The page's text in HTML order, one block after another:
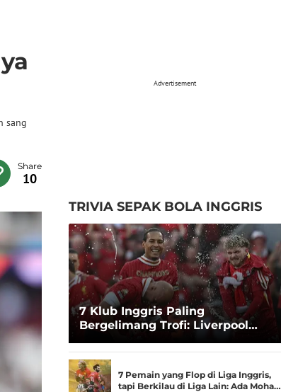
sang
10
Advertisement
TRIVIA SEPAK BOLA INGGRIS
7 Klub Inggris Paling
Bergelimang Trofi: Liverpool
7 Pemain yang Flop di Liga Inggris,
tapi Berkilau di Liga Lain: Ada Moha…